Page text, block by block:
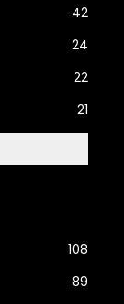
42
24
22
21
108
89